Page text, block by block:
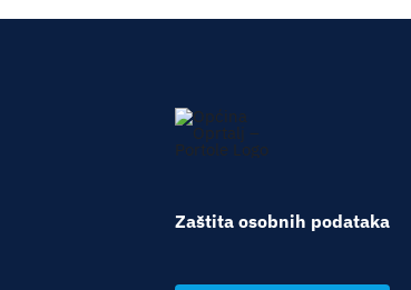
Zaštita osobnih podataka